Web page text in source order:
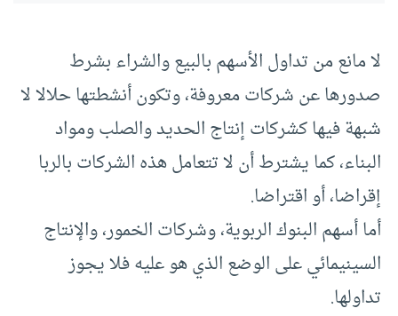
لا مانع من تداول الأسهم بالبيع والشراء بشرط
صدورها عن شركات معروفة، وتكون أنشطتها حلالا لا
شبهة فيها كشركات إنتاج الحديد والصلب ومواد
البناء، كما يشترط أن لا تتعامل هذه الشركات بالربا
إقراضا، أو اقتراضا.
أما أسهم البنوك الربوية، وشركات الخمور، والإنتاج
السينيمائي على الوضع الذي هو عليه فلا يجوز
تداولها.